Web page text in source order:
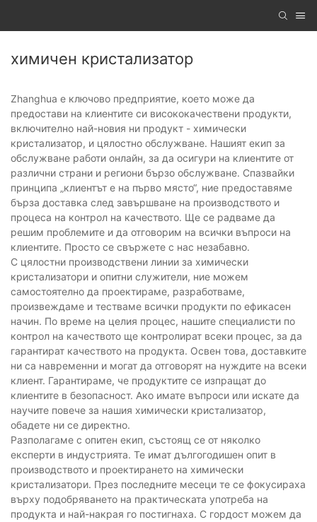
химичен кристализатор
Zhanghua е ключово предприятие, което може да
предостави на клиентите си висококачествени продукти,
включително най-новия ни продукт - химически
кристализатор, и цялостно обслужване. Нашият екип за
обслужване работи онлайн, за да осигури на клиентите от
различни страни и региони бързо обслужване. Спазвайки
принципа „клиентът е на първо място“, ние предоставяме
бърза доставка след завършване на производството и
процеса на контрол на качеството. Ще се радваме да
решим проблемите и да отговорим на всички въпроси на
клиентите. Просто се свържете с нас незабавно.
С цялостни производствени линии за химически
кристализатори и опитни служители, ние можем
самостоятелно да проектираме, разработваме,
произвеждаме и тестваме всички продукти по ефикасен
начин. По време на целия процес, нашите специалисти по
контрол на качеството ще контролират всеки процес, за да
гарантират качеството на продукта. Освен това, доставките
ни са навременни и могат да отговорят на нуждите на всеки
клиент. Гарантираме, че продуктите се изпращат до
клиентите в безопасност. Ако имате въпроси или искате да
научите повече за нашия химически кристализатор,
обадете ни се директно.
Разполагаме с опитен екип, състоящ се от няколко
експерти в индустрията. Те имат дългогодишен опит в
производството и проектирането на химически
кристализатори. През последните месеци те се фокусираха
върху подобряването на практическата употреба на
продукта и най-накрая го постигнаха. С гордост можем да